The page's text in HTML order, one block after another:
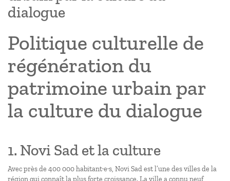
dialogue
Politique culturelle de
régénération du
patrimoine urbain par
la culture du dialogue
1. Novi Sad et la culture
Avec près de 400 000 habitant·e·s, Novi Sad est l’une des villes de la
région qui connaît la plus forte croissance. La ville a connu neuf